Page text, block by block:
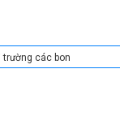
trường các bon